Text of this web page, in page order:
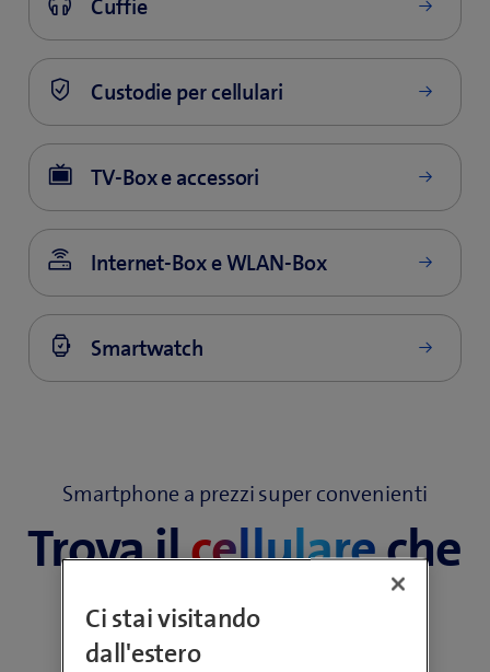
Smartphone a prezzi super convenienti
Trova ilcellulareche
fa per te
Ci stai visitando
dall'estero